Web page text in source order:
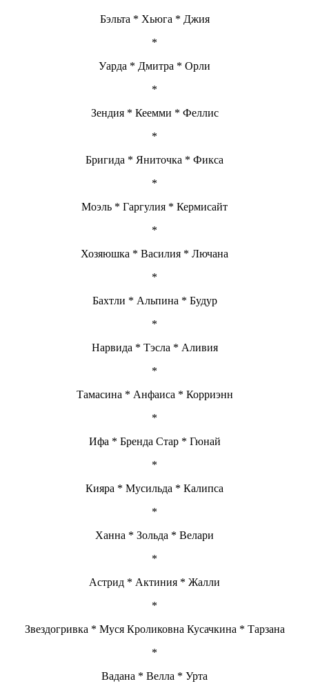
Бэльта * Хьюга * Джия
*
Уарда * Дмитра * Орли
*
Зендия * Кеемми * Феллис
*
Бригида * Яниточка * Фикса
*
Моэль * Гаргулия * Кермисайт
*
Хозяюшка * Василия * Лючана
*
Бахтли * Альпина * Будур
*
Нарвида * Тэсла * Аливия
*
Тамасина * Анфаиса * Корриэнн
*
Ифа * Бренда Стар * Гюнай
*
Кияра * Мусильда * Калипса
*
Ханна * Зольда * Велари
*
Астрид * Актиния * Жалли
*
Звездогривка * Муся Кроликовна Кусачкина * Тарзана
*
Вадана * Велла * Урта